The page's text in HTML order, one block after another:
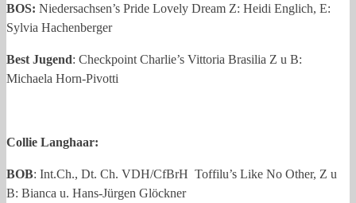
BOS: Niedersachsen’s Pride Lovely Dream Z: Heidi Englich, E:
Sylvia Hachenberger
Best Jugend: Checkpoint Charlie’s Vittoria Brasilia Z u B:
Michaela Horn-Pivotti
Collie Langhaar:
BOB: Int.Ch., Dt. Ch. VDH/CfBrH Toffilu’s Like No Other, Z u
B: Bianca u. Hans-Jürgen Glöckner